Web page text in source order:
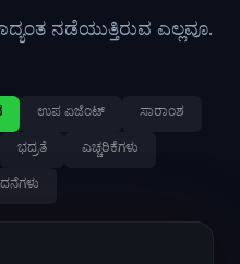
ನಡೆಯುತ್ತಿರುವ ಎಲ್ಲವೂ.
ಉಪ ಏಜೆಂಟ್ ಸಾರಾಂಶ
ಭದ್ರತೆ ಎಚ್ಚರಿಕೆಗಳು